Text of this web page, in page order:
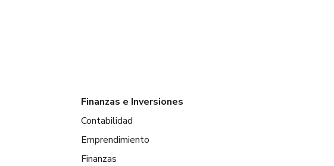
Finanzas e Inversiones
Contabilidad
Emprendimiento
Finanzas